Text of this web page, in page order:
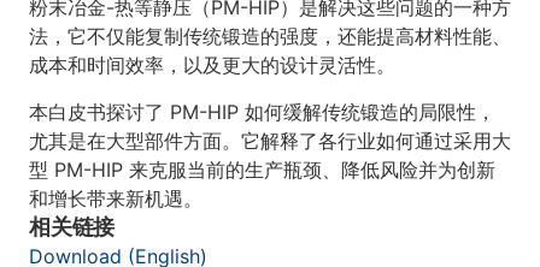
粉末冶金-热等静压（PM-HIP）是解决这些问题的一种方
法，它不仅能复制传统锻造的强度，还能提高材料性能、
成本和时间效率，以及更大的设计灵活性。
本白皮书探讨了 PM-HIP 如何缓解传统锻造的局限性，
尤其是在大型部件方面。它解释了各行业如何通过采用大
型 PM-HIP 来克服当前的生产瓶颈、降低风险并为创新
和增长带来新机遇。
相关链接
Download (English)